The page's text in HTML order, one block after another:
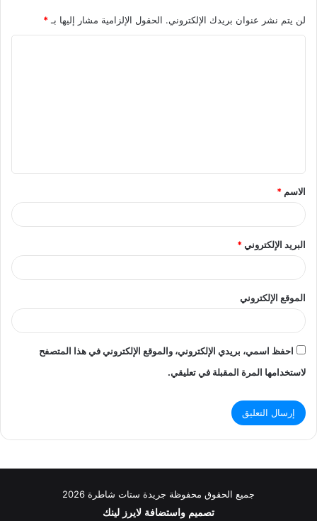
لن يتم نشر عنوان بريدك الإلكتروني. الحقول الإلزامية مشار إليها بـ *
ق
*
الاسم *
البريد الإلكتروني*
الموقع الإلكتروني
احفظ اسمي، بريدي الإلكتروني، والموقع الإلكتروني في هذا المتصفح
لاستخدامها المرة المقبلة في تعليقي.
جميع الحقوق محفوظة جريدة ستات شاطرة 2026
تصميم واستضافة لايرز لينك